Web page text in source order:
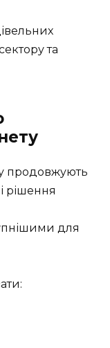
та
продовжують
рішення
для